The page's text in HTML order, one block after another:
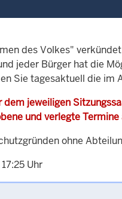
des Volkes"
jeder Bürger hat die
Sie tagesaktuell die
jeweiligen
und verlegte
ohne
Uhr